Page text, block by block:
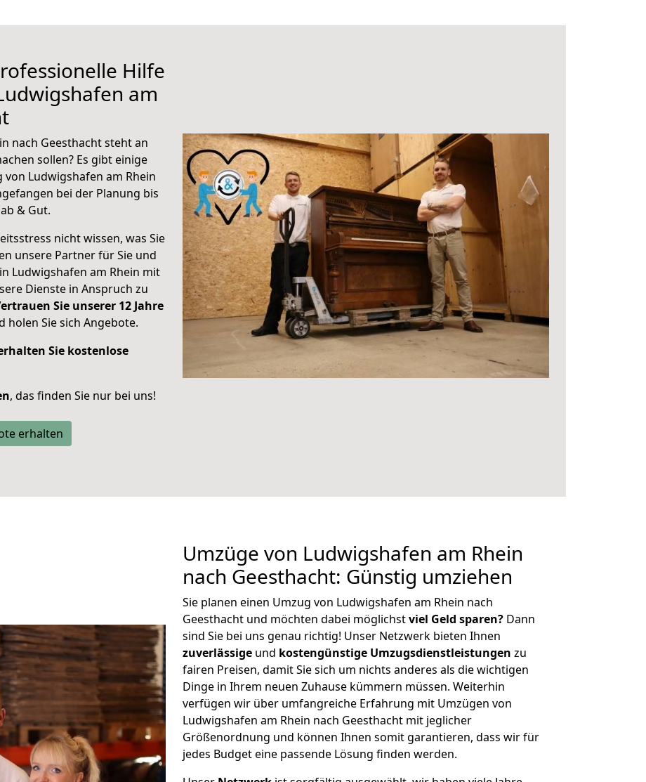
Hilfe
am
nach Geesthacht steht an
sollen? Es gibt einige
Ludwigshafen am Rhein
bei der Planung bis
& Gut.
nicht wissen, was Sie
unsere Partner für Sie und
in Ludwigshafen am Rhein mit
Dienste in Anspruch zu
Sie unserer 12 Jahre
holen Sie sich Angebote.
Sie kostenlose
, das finden Sie nur bei uns!
erhalten
Umzüge von Ludwigshafen am Rhein
nach Geesthacht: Günstig umziehen
Sie planen einen Umzug von Ludwigshafen am Rhein nach
Geesthacht und möchten dabei möglichstviel Geld sparen? Dann
sind Sie bei uns genau richtig! Unser Netzwerk bieten Ihnen
zuverlässige und kostengünstige Umzugsdienstleistungen zu
fairen Preisen, damit Sie sich um nichts anderes als die wichtigen
Dinge in Ihrem neuen Zuhause kümmern müssen. Weiterhin
verfügen wir über umfangreiche Erfahrung mit Umzügen von
Ludwigshafen am Rhein nach Geesthacht mit jeglicher
Größenordnung und können Ihnen somit garantieren, dass wir für
jedes Budget eine passende Lösung finden werden.